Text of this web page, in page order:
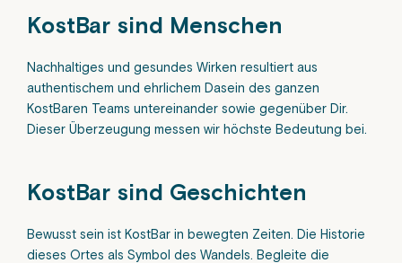
KostBar sind Menschen
Nachhaltiges und gesundes Wirken resultiert aus
authentischem und ehrlichem Dasein des ganzen
KostBaren Teams untereinander sowie gegenüber Dir.
Dieser Überzeugung messen wir höchste Bedeutung bei.
KostBar sind Geschichten
Bewusst sein ist KostBar in bewegten Zeiten. Die Historie
dieses Ortes als Symbol des Wandels. Begleite die